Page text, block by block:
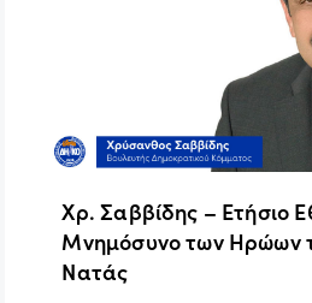
Χρ. Σαββίδης – Ετήσιο
Μνημόσυνο των Ηρώων
Νατάς